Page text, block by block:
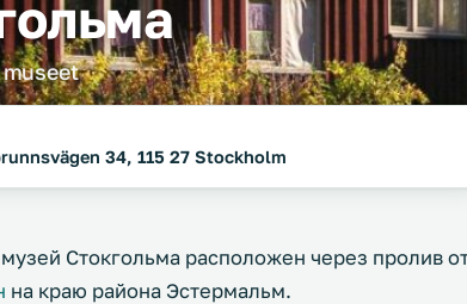
34, 115 27 Stockholm
Стокгольма расположен через пролив
на краю района Эстермальм.